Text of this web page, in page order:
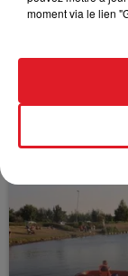
BÉTHUNE:
Selon les
moment via le lien